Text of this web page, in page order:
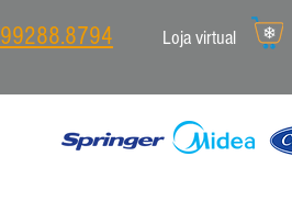
99288.8794 Loja virtual